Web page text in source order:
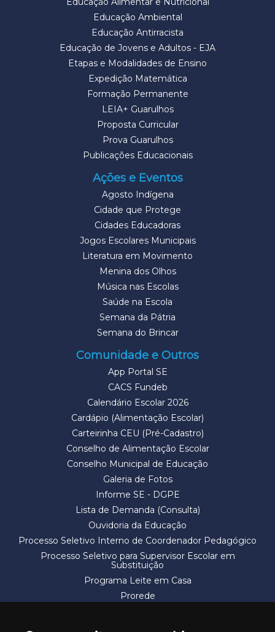
Educação Ambiental
Educação Antirracista
Educação de Jovens e Adultos - EJA
Etapas e Modalidades de Ensino
Expedição Matemática
Formação Permanente
LEIA+ Guarulhos
Proposta Curricular
Prova Guarulhos
Publicações Educacionais
Ações e Eventos
Agosto Indígena
Cidade que Protege
Cidades Educadoras
Jogos Escolares Municipais
Literatura em Movimento
Menina dos Olhos
Música nas Escolas
Saúde na Escola
Semana da Pátria
Semana do Brincar
Comunidade e Outros
App Portal SE
CACS Fundeb
Calendário Escolar 2026
Cardápio (Alimentação Escolar)
Carteirinha CEU (Pré-Cadastro)
Conselho de Alimentação Escolar
Conselho Municipal de Educação
Galeria de Fotos
Informe SE - DGPE
Lista de Demanda (Consulta)
Ouvidoria da Educação
Processo Seletivo Interno de Coordenador Pedagógico
Processo Seletivo para Supervisor Escolar em
Substituição
Programa Leite em Casa
Prorede